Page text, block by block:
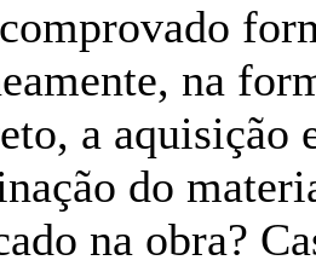
na
a aquisição
do
na obra?